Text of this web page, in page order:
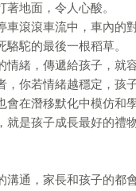
地面，令人心酸。
車滾滾車流中，車內的
駝的最後一根稻草。
緒，傳遞給孩子，就
你若情緒越穩定，孩
在潛移默化中模仿和學
是孩子成長最好的禮物
通，家長和孩子的都會